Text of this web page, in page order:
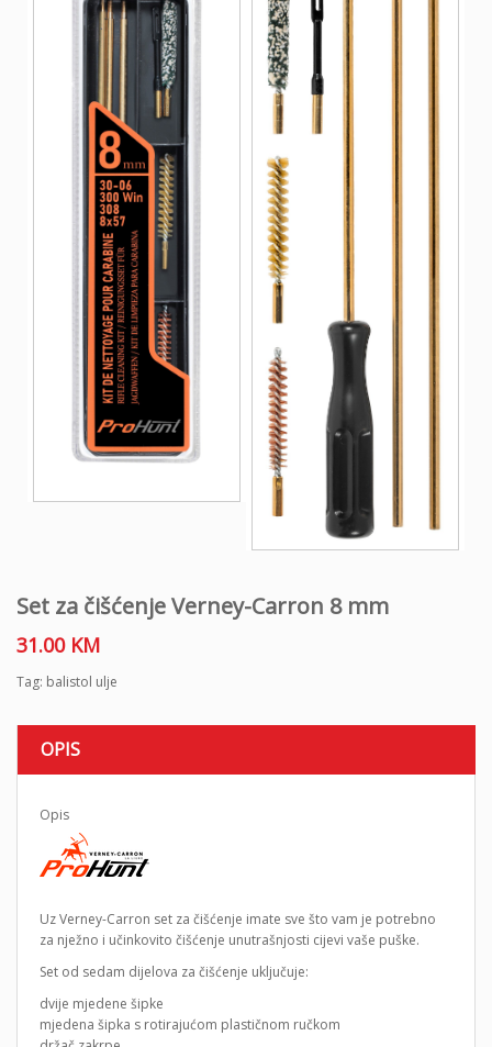
Set za čišćenje Verney-Carron 8 mm
31.00 KM
Tag: balistol ulje
OPIS
Opis
Uz Verney-Carron set za čišćenje imate sve što vam je potrebno
za nježno i učinkovito čišćenje unutrašnjosti cijevi vaše puške.
Set od sedam dijelova za čišćenje uključuje:
dvije mjedene šipke
mjedena šipka s rotirajućom plastičnom ručkom